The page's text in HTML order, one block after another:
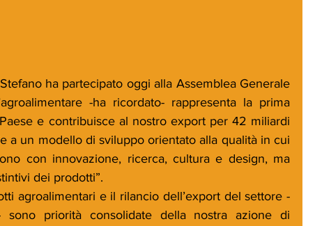
ha partecipato oggi alla Assemblea Generale
-ha ricordato- rappresenta la prima
e contribuisce al nostro export per 42 miliardi
a un modello di sviluppo orientato alla qualità in cui
con innovazione, ricerca, cultura e design, ma
dei prodotti”.
agroalimentari e il rilancio dell’export del settore -
sono priorità consolidate della nostra azione di